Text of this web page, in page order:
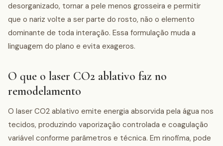
desorganizado, tornar a pele menos grosseira e permitir
que o nariz volte a ser parte do rosto, não o elemento
dominante de toda interação. Essa formulação muda a
linguagem do plano e evita exageros.
O que o laser CO2 ablativo faz no
remodelamento
O laser CO2 ablativo emite energia absorvida pela água nos
tecidos, produzindo vaporização controlada e coagulação
variável conforme parâmetros e técnica. Em rinofima, pode